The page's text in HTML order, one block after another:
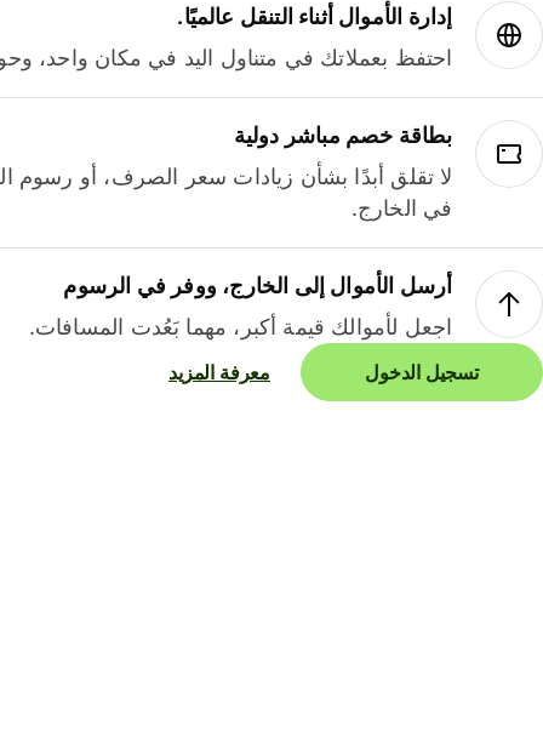
إدارة الأموال أثناء التنقل عالميًا.
احتفظ بعملاتك في متناول اليد في مكان واحد،
بطاقة خصم مباشر دولية
لا تقلق أبدًا بشأن زيادات سعر الصرف، أو رسوم
في الخارج.
أرسل الأموال إلى الخارج، ووفر في الرسوم
اجعل لأموالك قيمة أكبر، مهما بَعُدت المسافات.
تسجيل الدخول معرفة المزيد